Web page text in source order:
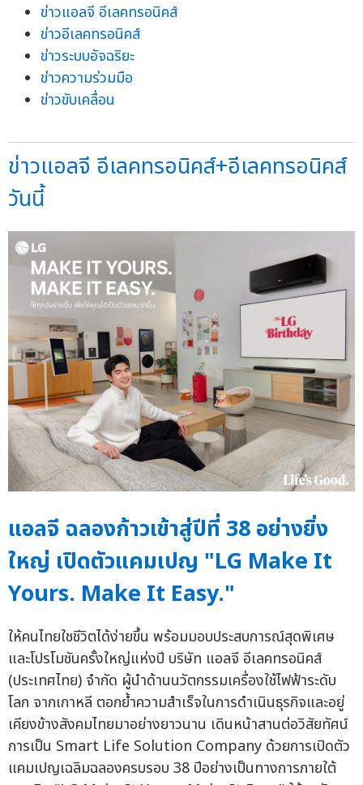
ข่าวแอลจี อีเลคทรอนิคส์
ข่าวอีเลคทรอนิคส์
ข่าวระบบอัจฉริยะ
ข่าวความร่วมมือ
ข่าวขับเคลื่อน
ข่าวแอลจี อีเลคทรอนิคส์+อีเลคทรอนิคส์
วันนี้
แอลจี ฉลองก้าวเข้าสู่ปีที่ 38 อย่างยิ่ง
ใหญ่ เปิดตัวแคมเปญ "LG Make It
Yours. Make It Easy."
ให้คนไทยใชชีวิตได้ง่ายขึ้น พร้อมมอบประสบการณ์สุดพิเศษ
และโปรโมชันครั้งใหญ่แห่งปี บริษัท แอลจี อีเลคทรอนิคส์
(ประเทศไทย) จำกัด ผู้นำด้านนวัตกรรมเครื่องใช้ไฟฟ้าระดับ
โลก จากเกาหลี ตอกย้ำความสำเร็จในการดำเนินธุรกิจและอยู่
เคียงข้างสังคมไทยมาอย่างยาวนาน เดินหน้าสานต่อวิสัยทัศน์
การเป็น Smart Life Solution Company ด้วยการเปิดตัว
แคมเปญเฉลิมฉลองครบรอบ 38 ปีอย่างเป็นทางการภายใต้